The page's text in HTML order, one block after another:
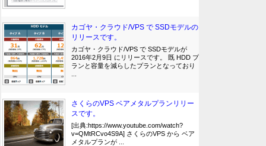
カゴヤ・クラウド/VPS で SSDモデルの
リリースです。
カゴヤ・クラウド/VPS で SSDモデルが
2016年2月9日 にリリースです。 既 HDD プ
ランと容量を減らしたプランとなっており
さくらのVPS ベアメタルプランリリー
スです。
[出典:https://www.youtube.com/watch?
v=QMtRCvo4S9A] さくらのVPS から ベア
メタルプランが ...